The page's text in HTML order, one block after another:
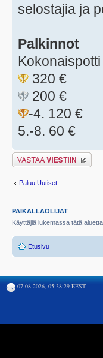
selostajia ja
Palkinnot
320 €
200 €
-4. 120 €
5.-8. 60 €
Lähetä vastaus
Paluu Uutiset
PAIKALLAOLIJAT
Käyttäjiä lukemassa tätä
Etusivu
07.08.2026, 05:38:29 EEST